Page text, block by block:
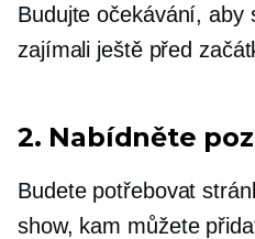
Budujte očekávání, aby
zajímali ještě před
2. Nabídněte
Budete potřebovat
show, kam můžete